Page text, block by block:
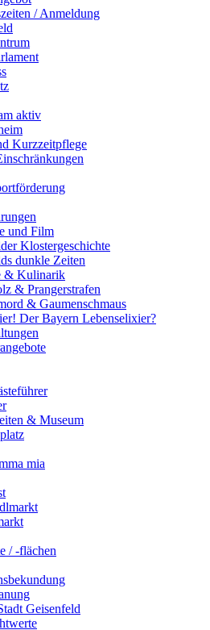
/ Anmeldung
aktiv
Kurzzeitpflege
und Film
Klostergeschichte
dunkle Zeiten
& Kulinarik
& Prangerstrafen
& Gaumenschmaus
Der Bayern Lebenselixier?
& Museum
mia
/ -flächen
Geisenfeld